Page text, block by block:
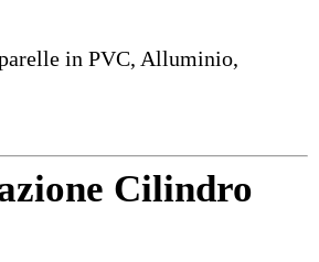
in PVC, Alluminio,
Cilindro